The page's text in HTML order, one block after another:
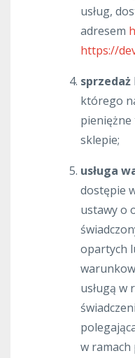
usług,
adresem
https://
sprzedaż
którego
pieniężne
sklepie;
usługa
dostępie
ustawy o
opartych
usługą w
w